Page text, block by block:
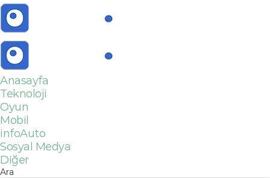
Anasayfa
Teknoloji
Oyun
Mobil
infoAuto
Sosyal Medya
Diğer
Ara